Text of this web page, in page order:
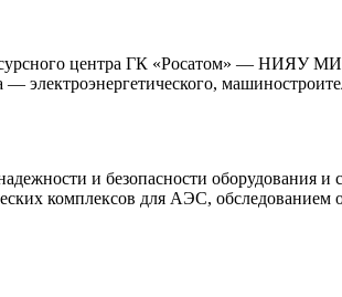
центра ГК «Росатом» — НИЯУ
электроэнергетического,
и безопасности оборудования
комплексов для АЭС, обследованием